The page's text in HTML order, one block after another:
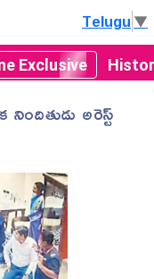
Exclusive
Telugu▼
అరెస్ట్